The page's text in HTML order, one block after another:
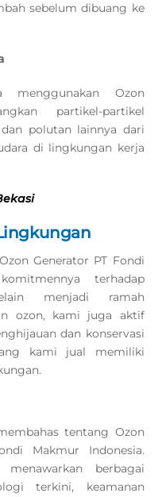
sebelum dibuang ke
menggunakan Ozon
partikel-partikel
polutan lainnya dari
di lingkungan kerja
Generator PT Fondi
terhadap
menjadi ramah
ozon, kami juga aktif
dan konservasi
kami jual memiliki
tentang Ozon
Makmur Indonesia.
berbagai
terkini, keamanan